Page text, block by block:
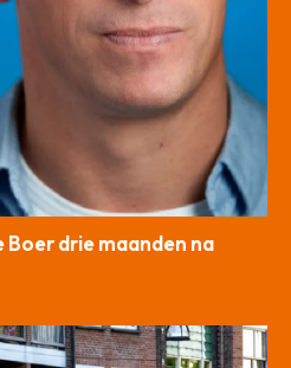
Boer drie maanden na